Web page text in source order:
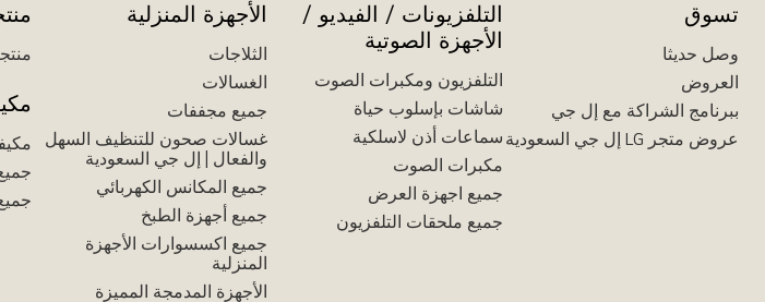
تسوق
وصل حديثا
العروض
ببرنامج الشراكة مع إل جي
عروض متجر LG إل جي السعودية
التلفزيونات / الفيديو /
الأجهزة الصوتية
التلفزيون ومكبرات الصوت
شاشات بإسلوب حياة
سماعات أذن لاسلكية
مكبرات الصوت
جميع اجهزة العرض
جميع ملحقات التلفزيون
الأجهزة المنزلية
الثلاجات
الغسالات
جميع مجففات
غسالات صحون للتنظيف السهل
والفعال | إل جي السعودية
جميع المكانس الكهربائي
جميع أجهزة الطبخ
جميع اكسسوارات الأجهزة
المنزلية
الأجهزة المدمجة المميزة